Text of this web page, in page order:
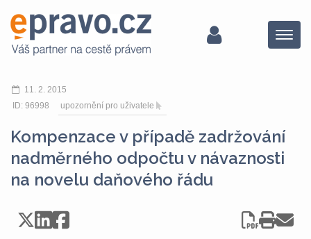
Menu
11. 2. 2015
ID: 96998
upozornění pro uživatele
Kompenzace v případě zadržování
nadměrného odpočtu v návaznosti
na novelu daňového řádu